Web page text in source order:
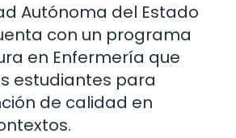
Autónoma del Estado
con un programa
en Enfermería que
estudiantes para
de calidad en